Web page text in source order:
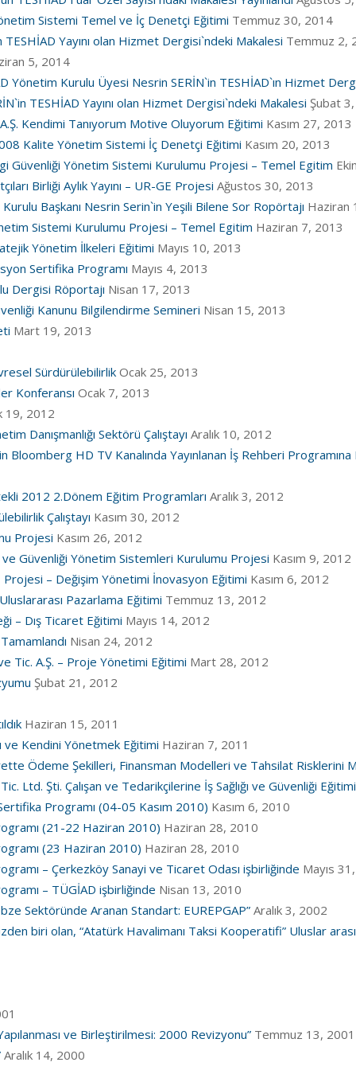
Sistemi Temel ve İç Denetçi Eğitimi Temmuz 30, 2014
Yayını olan Hizmet Dergisi`ndeki Makalesi Temmuz 2,
5, 2014
Yönetim Kurulu Üyesi Nesrin SERİN`in TESHİAD`ın Hizmet
TESHİAD Yayını olan Hizmet Dergisi`ndeki Makalesi Şubat
Kendimi Tanıyorum Motive Oluyorum Eğitimi Kasım 27, 2013
Kalite Yönetim Sistemi İç Denetçi Eğitimi Kasım 20, 2013
Güvenliği Yönetim Sistemi Kurulumu Projesi – Temel Egitim
Birliği Aylık Yayını – UR-GE Projesi Ağustos 30, 2013
Kurulu Başkanı Nesrin Serin`in Yeşili Bilene Sor Ropörtajı Haziran
Sistemi Kurulumu Projesi – Temel Egitim Haziran 7, 2013
Yönetim İlkeleri Eğitimi Mayıs 10, 2013
Sertifika Programı Mayıs 4, 2013
Dergisi Röportajı Nisan 17, 2013
Kanunu Bilgilendirme Semineri Nisan 15, 2013
Mart 19, 2013
Sürdürülebilirlik Ocak 25, 2013
Konferansı Ocak 7, 2013
19, 2012
Danışmanlığı Sektörü Çalıştayı Aralık 10, 2012
Bloomberg HD TV Kanalında Yayınlanan İş Rehberi Programına
2012 2.Dönem Eğitim Programları Aralık 3, 2012
Çalıştayı Kasım 30, 2012
Projesi Kasım 26, 2012
ve Güvenliği Yönetim Sistemleri Kurulumu Projesi Kasım 9, 2012
Projesi – Değişim Yönetimi İnovasyon Eğitimi Kasım 6, 2012
Pazarlama Eğitimi Temmuz 13, 2012
– Dış Ticaret Eğitimi Mayıs 14, 2012
Nisan 24, 2012
Tic. A.Ş. – Proje Yönetimi Eğitimi Mart 28, 2012
Şubat 21, 2012
Haziran 15, 2011
ve Kendini Yönetmek Eğitimi Haziran 7, 2011
Ödeme Şekilleri, Finansman Modelleri ve Tahsilat Risklerini
Ltd. Şti. Çalışan ve Tedarikçilerine İş Sağlığı ve Güvenliği Eğitimi
Programı (04-05 Kasım 2010) Kasım 6, 2010
(21-22 Haziran 2010) Haziran 28, 2010
(23 Haziran 2010) Haziran 28, 2010
– Çerkezköy Sanayi ve Ticaret Odası işbirliğinde Mayıs
– TÜGİAD işbirliğinde Nisan 13, 2010
Sektöründe Aranan Standart: EUREPGAP” Aralık 3, 2002
biri olan, “Atatürk Havalimanı Taksi Kooperatifi” Uluslar
ve Birleştirilmesi: 2000 Revizyonu” Temmuz 13, 2001
Aralık 14, 2000